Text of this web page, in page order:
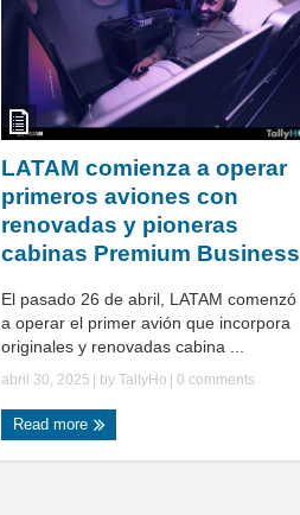
LATAM comienza a operar
primeros aviones con
renovadas y pioneras
cabinas Premium Business
El pasado 26 de abril, LATAM comenzó
a operar el primer avión que incorpora
originales y renovadas cabina ...
abril 30, 2025 | by TallyHo 0 comments
Read more